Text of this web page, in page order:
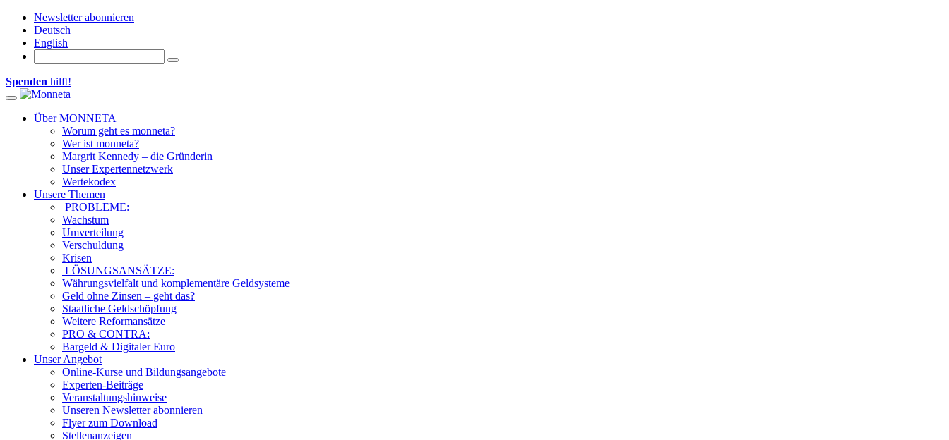
Newsletter abonnieren
Deutsch
English
Spenden hilft!
Toggle navigation
Über MONNETA
Worum geht es monneta?
Wer ist monneta?
Margrit Kennedy – die Gründerin
Unser Expertennetzwerk
Wertekodex
Unsere Themen
PROBLEME:
Wachstum
Umverteilung
Verschuldung
Krisen
LÖSUNGSANSÄTZE:
Währungsvielfalt und komplementäre Geldsysteme
Geld ohne Zinsen – geht das?
Staatliche Geldschöpfung
Weitere Reformansätze
PRO & CONTRA:
Bargeld & Digitaler Euro
Unser Angebot
Online-Kurse und Bildungsangebote
Experten-Beiträge
Veranstaltungshinweise
Unseren Newsletter abonnieren
Flyer zum Download
Stellenanzeigen